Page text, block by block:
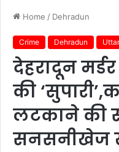
Home / Dehradun
Crime Dehradun
देहरादून
की
लटकाने की
सनसनीखेज